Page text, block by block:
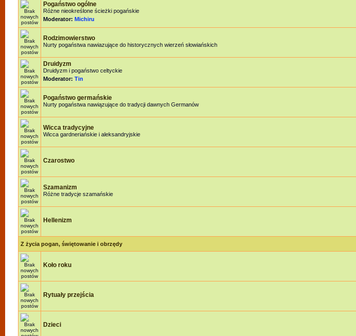
Pogaństwo ogólne
Różne nieokreślone ścieżki pogańskie
Moderator: Michiru
Rodzimowierstwo
Nurty pogaństwa nawiazujące do historycznych wierzeń słowiańskich
Druidyzm
Druidyzm i pogaństwo celtyckie
Moderator: Tin
Pogaństwo germańskie
Nurty pogaństwa nawiązujące do tradycji dawnych Germanów
Wicca tradycyjne
Wicca gardneriańskie i aleksandryjskie
Czarostwo
Szamanizm
Różne tradycje szamańskie
Hellenizm
Z życia pogan, świętowanie i obrzędy
Koło roku
Rytuały przejścia
Dzieci